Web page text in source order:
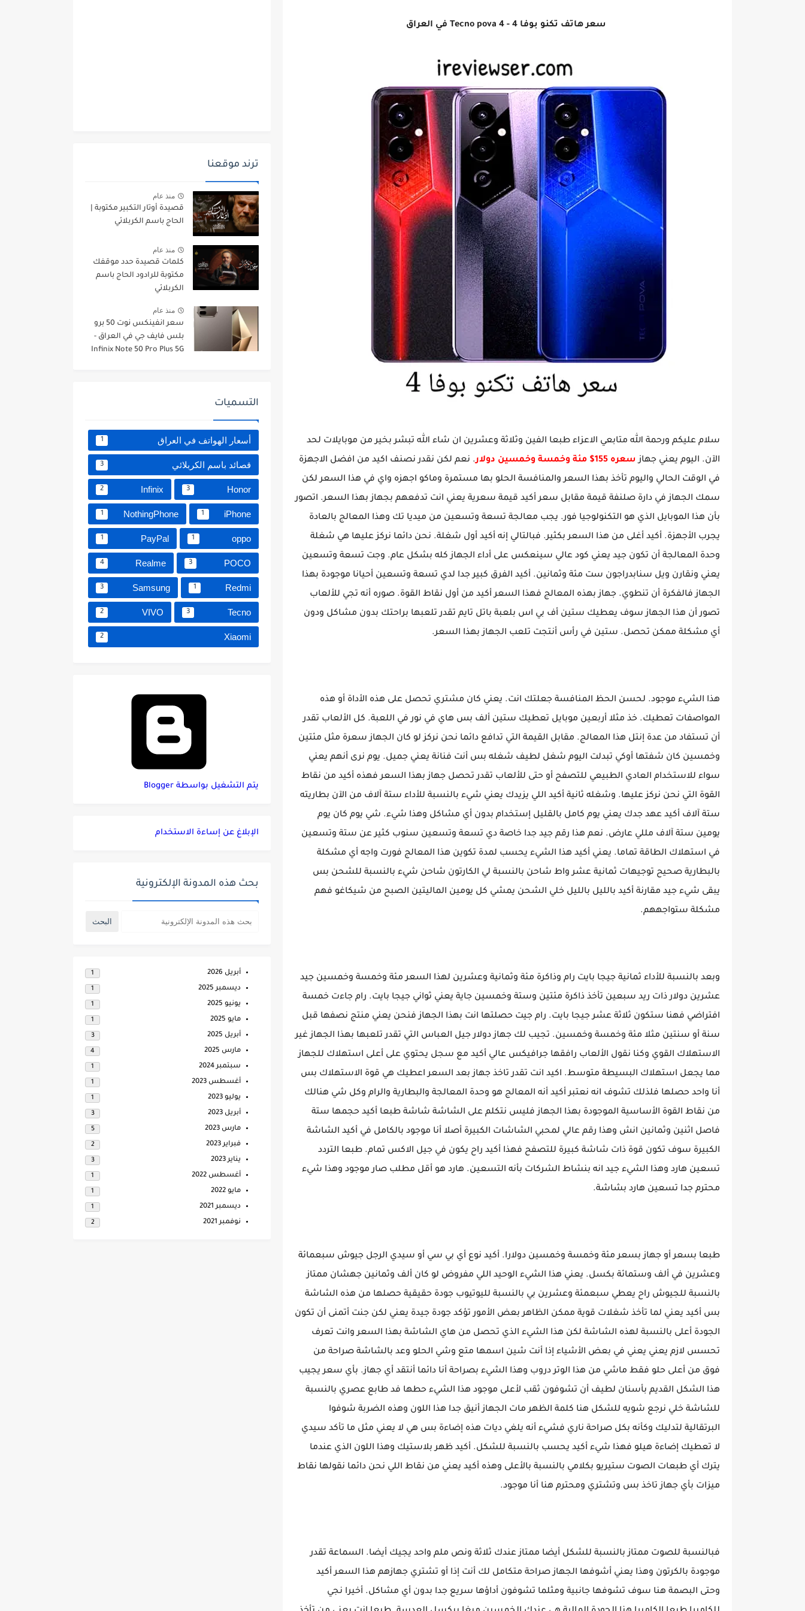
سعر هاتف تكنو بوفا 4 - Tecno pova 4 في العراق
سلام عليكم ورحمة الله متابعي الاعزاء طبعا الفين وثلاثة وعشرين ان شاء الله تبشر بخير من موبايلات لحد
الآن. اليوم يعني جهاز سعره 155$ مئة وخمسة وخمسين دولار
. نعم لكن نقدر نصنف اكيد من افضل الاجهزة
في الوقت الحالي واليوم تأخذ بهذا السعر والمنافسة الحلو بها مستمرة وماكو اجهزه واي في هذا السعر لكن
سمك الجهاز في دارة صلنفة قيمة مقابل سعر أكيد قيمة سعرية يعني انت تدفعهم بجهاز بهذا السعر. اتصور
بأن هذا الموبايل الذي هو التكنولوجيا فور. يجب معالجة تسعة وتسعين من ميديا تك وهذا المعالج بالعادة
يجرب الأجهزة. أكيد أغلى من هذا السعر بكثير. فبالتالي إنه أكيد أول شغلة. نحن دائما نركز عليها هي شغلة
وحدة المعالجة أن تكون جيد يعني كود عالي سينعكس على أداء الجهاز كله بشكل عام. وجت تسعة وتسعين
يعني ونقارن ويل سنابدراجون ست مئة وثمانين. أكيد الفرق كبير جدا لدي تسعة وتسعين أحيانا موجودة بهذا
الجهاز فالفكرة أن تنطوي. جهاز بهذه المعالج فهذا السعر أكيد من أول نقاط القوة. صوره أنه تجي للألعاب
تصور أن هذا الجهاز سوف يعطيك ستين أف بي اس بلعبة باتل تايم تقدر تلعبها براحتك بدون مشاكل ودون
أي مشكلة ممكن تحصل. ستين في رأس أنتجت تلعب الجهاز بهذا السعر.
هذا الشيء موجود. لحسن الحظ المنافسة جعلتك انت. يعني كان مشتري تحصل على هذه الأداة أو هذه
المواصفات تعطيك. خذ مثلا أربعين موبايل تعطيك ستين ألف بس هاي في نور في اللعبة. كل الألعاب تقدر
أن تستفاد من عدة إنتل هذا المعالج. مقابل القيمة التي تدافع دائما نحن نركز لو كان الجهاز سعرة مثل مئتين
وخمسين كان شفتها أوكي تبدلت اليوم شغل لطيف شغله بس أنت فنانة يعني جميل. يوم نرى أنهم يعني
سواء للاستخدام العادي الطبيعي للتصفح أو حتى للألعاب تقدر تحصل جهاز بهذا السعر فهذه أكيد من نقاط
القوة التي نحن نركز عليها. وشغله ثانية أكيد اللي يزيدك يعني شيء بالنسبة للأداء ستة آلاف من الآن بطاريته
ستة آلاف أكيد عهد جدك يعني يوم كامل بالقليل إستخدام بدون أي مشاكل وهذا شيء. شي يوم كان يوم
يومين ستة آلاف مللي عارض. نعم هذا رقم جيد جدا خاصة دي تسعة وتسعين سنوب كثير عن ستة وتسعين
في استهلاك الطاقة تماما. يعني أكيد هذا الشيء يحسب لمدة تكوين هذا المعالج فورت واجه أي مشكلة
بالبطارية صحيح توجيهات ثمانية عشر واط شاحن بالنسبة لي الكارتون شاحن شيء بالنسبة للشحن بس
يبقى شيء جيد مقارنة أكيد بالليل بالليل خلي الشحن يمشي كل يومين الماليتين الصبح من شيكاغو فهم
مشكلة ستواجههم.
وبعد بالنسبة للأداء ثمانية جيجا بايت رام وذاكرة مئة وثمانية وعشرين لهذا السعر مئة وخمسة وخمسين جيد
عشرين دولار ذات ريد سبعين تأخذ ذاكرة مئتين وستة وخمسين جاية يعني ثواني جيجا بايت. رام جاءت خمسة
افتراضي فهنا ستكون ثلاثة عشر جيجا بايت. رام جيت حصلتها انت بهذا الجهاز فنحن يعني منتج نصفها قبل
سنة أو سنتين مثلا مئة وخمسة وخمسين. تجيب لك جهاز دولار جيل العباس التي تقدر تلعبها بهذا الجهاز غير
الاستهلاك القوي وكنا نقول الألعاب رافقها جرافيكس عالي أكيد مع سجل يحتوي على أعلى استهلاك للجهاز
مما يجعل استهلاك البسيطة متوسط. اكيد انت تقدر تاخذ جهاز بعد السعر اعطيك هي قوة الاستهلاك بس
أنا واحد حصلها فلذلك تشوف انه نعتبر أكيد أنه المعالج هو وحدة المعالجة والبطارية والرام وكل شي هنالك
من نقاط القوة الأساسية الموجودة بهذا الجهاز فليس نتكلم على الشاشة شاشة طبعا أكيد حجمها ستة
فاصل اثنين وثمانين انش وهذا رقم عالي لمحبي الشاشات الكبيرة أصلا أنا موجود بالكامل في أكيد الشاشة
الكبيرة سوف تكون قوة ذات شاشة كبيرة للتصفح فهذا أكيد راح يكون في جيل الاكس تمام. طبعا التردد
تسعين هارد وهذا الشيء جيد انه بنشاط الشركات بأنه التسعين. هارد هو أقل مطلب صار موجود وهذا شيء
محترم جدا تسعين هارد بشاشة.
طبعا بسعر أو جهاز بسعر مئة وخمسة وخمسين دولارا. أكيد نوع أي بي سي أو سيدي الرجل جيوش سبعمائة
وعشرين في ألف وستمائة بكسل. يعني هذا الشيء الوحيد اللي مفروض لو كان ألف وثمانين جهشان ممتاز
بالنسبة للجيوش راح يعطي سبعمئة وعشرين بي بالنسبة لليوتيوب جودة حقيقية حصلها من هذه الشاشة
بس أكيد يعني لما تأخذ شغلات قوية ممكن الظاهر بعض الأمور تؤكد جودة جيدة يعني لكن جنت أتمنى أن تكون
الجودة أعلى بالنسبة لهذه الشاشة لكن هذا الشيء الذي تحصل من هاي الشاشة بهذا السعر وانت تعرف
تحسس لازم يعني يعني في بعض الأشياء إذا أنت شين اسمها متع وشي الحلو وعد بالشاشة صراحة من
فوق من أعلى حلو فقط ماشي من هذا الوتر دروب وهذا الشيء بصراحة أنا دائما أنتقد أي جهاز. بأي سعر يجيب
هذا الشكل القديم بأسنان لطيف أن تشوفون ثقب لأعلى موجود هذا الشيء حطها فد طابع عصري بالنسبة
للشاشة خلي نرجع شويه للشكل هنا كلمة الظهر مات الجهاز أنيق جدا هذا اللون وهذه الضربة شوفوا
البرتقالية لتدليك وكأنه بكل صراحة ناري فشيء أنه يلغي ديات هذه إضاءة بس هي لا يعني مثل ما تأكد سيدي
لا تعطيك إضاءة هيلو فهذا شيء أكيد يحسب بالنسبة للشكل. أكيد ظهر بلاستيك وهذا اللون الذي عندما
يترك أي طبعات الصوت ستيريو بكلامي بالنسبة بالأعلى وهذه أكيد يعني من نقاط اللي نحن دائما نقولها نقاط
ميزات بأي جهاز تاخذ بس وتشتري ومحترم هنا أنا موجود.
فبالنسبة للصوت ممتاز بالنسبة للشكل أيضا ممتاز عندك ثلاثة ونص ملم واحد يجيك أيضا. السماعة تقدر
موجودة بالكرتون وهذا يعني أشوفها الجهاز صراحة متكامل لك أنت إذا أو تشتري جهازهم هذا السعر أكيد
وحتى البصمة هنا سوف تشوفها جانبية ومثلما تشوفون أداؤها سريع جدا بدون أي مشاكل. أخيرا نجي
ترند موقعنا
منذ عام
قصيدة أوتار التكبير مكتوبة |
الحاج باسم الكربلائي
منذ عام
كلمات قصيدة حدد موقفك
مكتوبة للرادود الحاج باسم
الكربلائي
منذ عام
سعر انفينكس نوت 50 برو
بلس فايف جي في العراق -
Infinix Note 50 Pro Plus 5G
التسميات
أسعار الهواتف في العراق 1
قصائد باسم الكربلائي 3
Honor
3
Infinix
2
iPhone
1
NothingPhone
1
oppo
1
PayPal
1
POCO
3
Realme
4
Redmi
1
Samsung
3
Tecno
3
VIVO
2
Xiaomi
2
‏يتم التشغيل بواسطة Blogger
الإبلاغ عن إساءة الاستخدام
بحث هذه المدونة الإلكترونية
أبريل 2026 1
ديسمبر 2025 1
يونيو 2025 1
مايو 2025 1
أبريل 2025 3
مارس 2025 4
سبتمبر 2024 1
أغسطس 2023 1
يوليو 2023 1
أبريل 2023 3
مارس 2023 5
فبراير 2023 2
يناير 2023 3
أغسطس 2022 1
مايو 2022 1
ديسمبر 2021 1
نوفمبر 2021 2